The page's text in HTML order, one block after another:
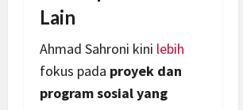
Lain
Ahmad Sahroni kini lebih
fokus pada proyek dan
program sosial yang